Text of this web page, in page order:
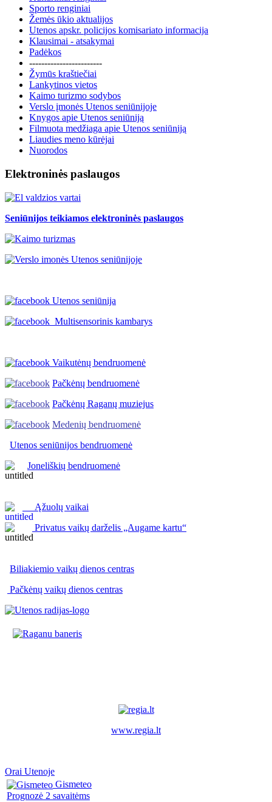
Sporto renginiai
Žemės ūkio aktualijos
Utenos apskr. policijos komisariato informacija
Klausimai - atsakymai
Padėkos
------------------------
Žymūs kraštiečiai
Lankytinos vietos
Kaimo turizmo sodybos
Verslo įmonės Utenos seniūnijoje
Knygos apie Utenos seniūniją
Filmuota medžiaga apie Utenos seniūniją
Liaudies meno kūrėjai
Nuorodos
Elektroninės paslaugos
Seniūnijos teikiamos elektroninės paslaugos
Utenos seniūnija
Multisensorinis kambarys
Vaikutėnų bendruomenė
Pačkėnų bendruomenė
Pačkėnų Raganų muziejus
Medenių bendruomenė
Utenos seniūnijos bendruomenė
Joneliškių bendruomenė
Ąžuolų vaikai
Privatus vaikų darželis „Augame kartu“
Biliakiemio vaikų dienos centras
Pačkėnų vaikų dienos centras
www.regia.lt
Orai Utenoje
Gismeteo
Prognozė 2 savaitėms